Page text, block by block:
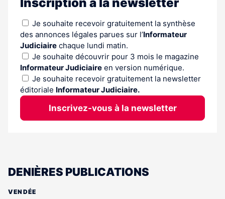
Je souhaite recevoir gratuitement la synthèse
des annonces légales parues sur l’Informateur
Judiciaire chaque lundi matin.
Je souhaite découvrir pour 3 mois le magazine
Informateur Judiciaire en version numérique.
Je souhaite recevoir gratuitement la newsletter
éditoriale Informateur Judiciaire.
Inscrivez-vous à la newsletter
DENIÈRES PUBLICATIONS
VENDÉE